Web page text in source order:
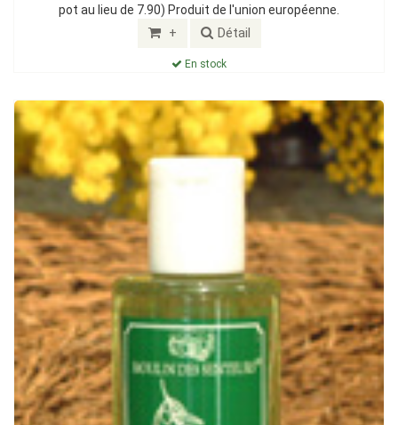
pot au lieu de 7.90) Produit de l'union européenne.
+ Détail
En stock